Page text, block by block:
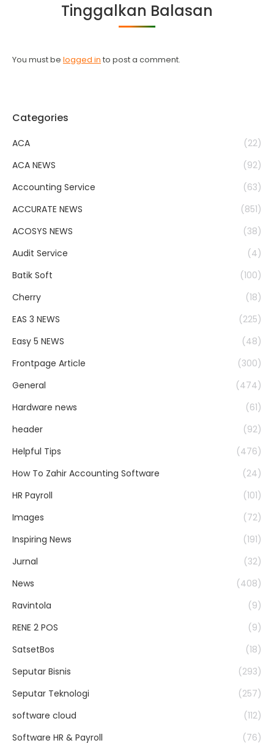
Tinggalkan Balasan
You must be logged in to post a comment.
Categories
ACA
(22)
ACA NEWS
(92)
Accounting Service
(63)
ACCURATE NEWS
(851)
ACOSYS NEWS
(38)
Audit Service
(4)
Batik Soft
(100)
Cherry
(18)
EAS 3 NEWS
(225)
Easy 5 NEWS
(48)
Frontpage Article
(300)
General
(474)
Hardware news
(61)
header
(92)
Helpful Tips
(476)
How To Zahir Accounting Software
(24)
HR Payroll
(101)
Images
(72)
Inspiring News
(191)
Jurnal
(32)
News
(408)
Ravintola
(9)
RENE 2 POS
(9)
SatsetBos
(18)
Seputar Bisnis
(293)
Seputar Teknologi
(257)
software cloud
(112)
Software HR & Payroll
(76)